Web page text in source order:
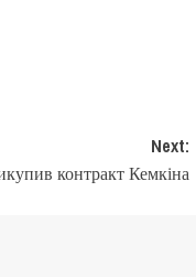
Next:
контракт Кемкіна